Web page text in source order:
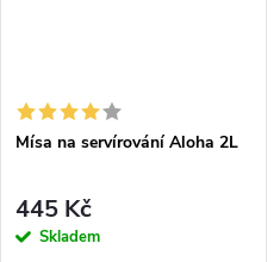
Mísa na servírování Aloha 2L
445 Kč
Skladem